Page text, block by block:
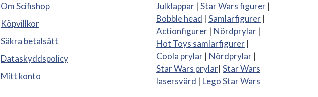
Om Scifishop
Köpvillkor
Säkra betalsätt
Dataskyddspolicy
Mitt konto
Julklappar | Star Wars figurer |
Bobble head | Samlarfigurer |
Actionfigurer | Nördprylar |
Hot Toys samlarfigurer |
Coola prylar | Nördprylar |
Star Wars prylar| Star Wars
lasersvärd | Lego Star Wars